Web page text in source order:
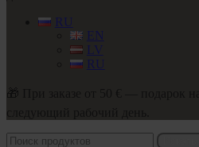
RU
EN
LV
RU